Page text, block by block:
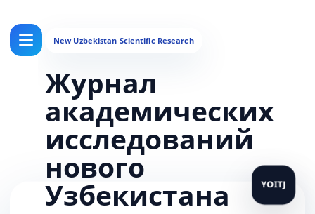
Журнал
академических
исследований
нового
Узбекистана